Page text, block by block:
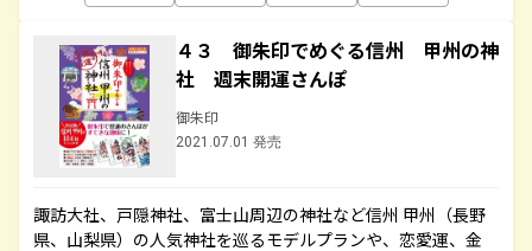
４３ 御朱印でめぐる信州 甲州の神
社 週末開運さんぽ
御朱印
2021.07.01 発売
諏訪大社、戸隠神社、富士山周辺の神社など信州 甲州（長野
県、山梨県）の人気神社を巡るモデルプランや、恋愛運、金